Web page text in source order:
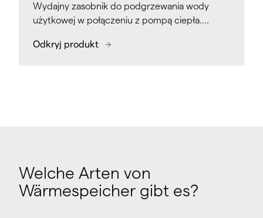
Wydajny zasobnik do podgrzewania wody
użytkowej w połączeniu z pompą ciepła.…
Odkryj produkt
Welche Arten von
Wärmespeicher gibt es?